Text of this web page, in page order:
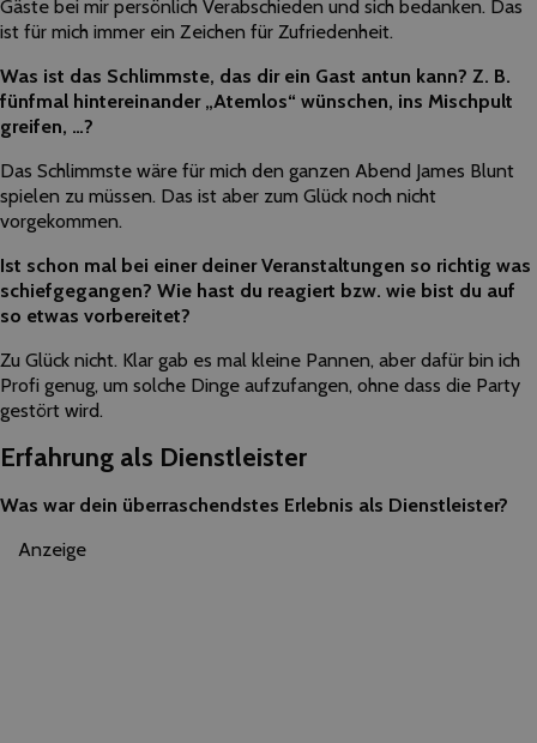
Gäste bei mir persönlich Verabschieden und sich bedanken. Das
ist für mich immer ein Zeichen für Zufriedenheit.
Was ist das Schlimmste, das dir ein Gast antun kann? Z. B.
fünfmal hintereinander „Atemlos“ wünschen, ins Mischpult
greifen, …?
Das Schlimmste wäre für mich den ganzen Abend James Blunt
spielen zu müssen. Das ist aber zum Glück noch nicht
vorgekommen.
Ist schon mal bei einer deiner Veranstaltungen so richtig was
schiefgegangen? Wie hast du reagiert bzw. wie bist du auf
so etwas vorbereitet?
Zu Glück nicht. Klar gab es mal kleine Pannen, aber dafür bin ich
Profi genug, um solche Dinge aufzufangen, ohne dass die Party
gestört wird.
Erfahrung als Dienstleister
Was war dein überraschendstes Erlebnis als Dienstleister?
Anzeige